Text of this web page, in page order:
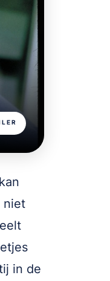
niet
in de